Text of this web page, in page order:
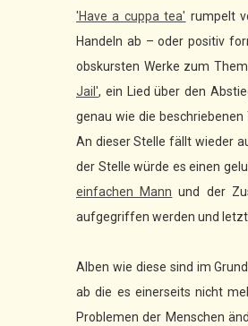
'Have a cuppa tea' rumpelt
Handeln ab – oder positiv
obskursten Werke zum
Jail', ein Lied über den
genau wie die
An dieser Stelle fällt wieder
der Stelle würde es einen
einfachen Mann und der
aufgegriffen werden und
Alben wie diese sind im
ab die es einerseits nicht
Problemen der Menschen